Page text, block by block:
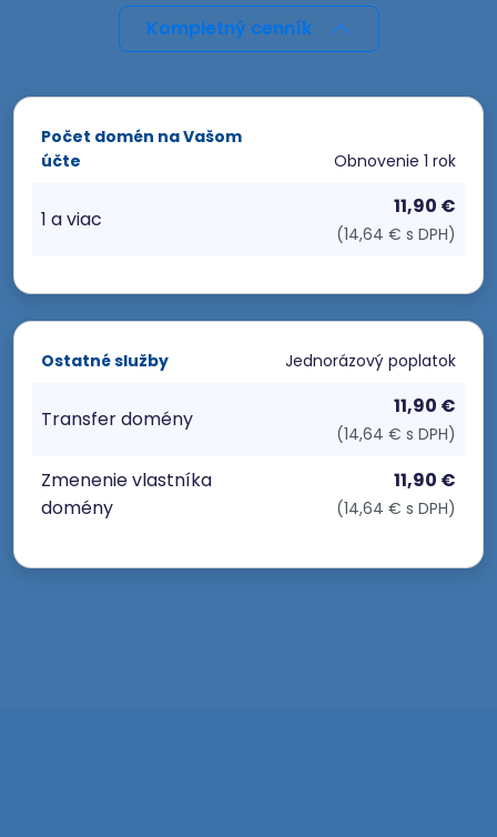
Kompletný cenník
Počet domén na Vašom
účte
Obnovenie 1 rok
1 a viac
11,90 €
(14,64 € s DPH)
Ostatné služby Jednorázový poplatok
Transfer domény
11,90 €
(14,64 € s DPH)
Zmenenie vlastníka
domény
11,90 €
(14,64 € s DPH)